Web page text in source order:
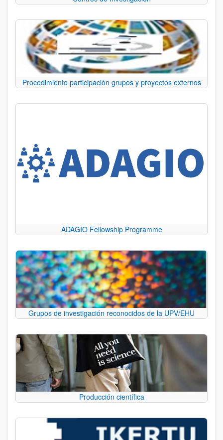
Procedimiento participación grupos y proyectos externos
ADAGIO Fellowship Programme
Grupos de investigación reconocidos de la UPV/EHU
Producción científica